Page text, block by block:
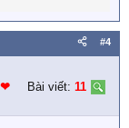
#4
❤︎ Bài viết: 11